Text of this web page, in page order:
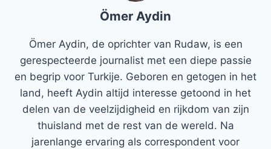
Ömer Aydin
Ömer Aydin, de oprichter van Rudaw, is een
gerespecteerde journalist met een diepe passie
en begrip voor Turkije. Geboren en getogen in het
land, heeft Aydin altijd interesse getoond in het
delen van de veelzijdigheid en rijkdom van zijn
thuisland met de rest van de wereld. Na
jarenlange ervaring als correspondent voor